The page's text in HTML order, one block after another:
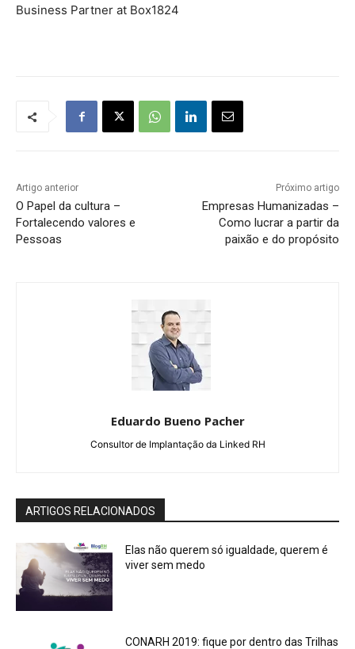
Business Partner at Box1824
Artigo anterior
O Papel da cultura –
Fortalecendo valores e
Pessoas
Próximo artigo
Empresas Humanizadas –
Como lucrar a partir da
paixão e do propósito
Eduardo Bueno Pacher
Consultor de Implantação da Linked RH
ARTIGOS RELACIONADOS
Elas não querem só igualdade, querem é
viver sem medo
CONARH 2019: fique por dentro das Trilhas